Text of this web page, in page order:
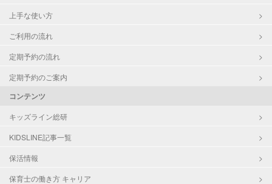
上手な使い方
ご利用の流れ
定期予約の流れ
定期予約のご案内
コンテンツ
キッズライン総研
KIDSLINE記事一覧
保活情報
保育士の働き方 キャリア